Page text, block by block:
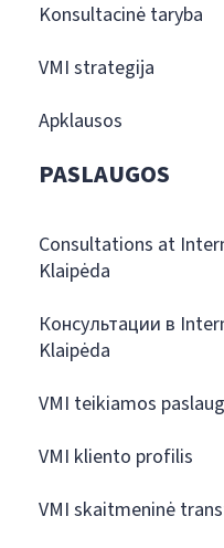
Konsultacinė taryba
VMI strategija
Apklausos
PASLAUGOS
Consultations at
Klaipėda
Консультации в
Klaipėda
VMI teikiamos
VMI kliento profilis
VMI skaitmeninė